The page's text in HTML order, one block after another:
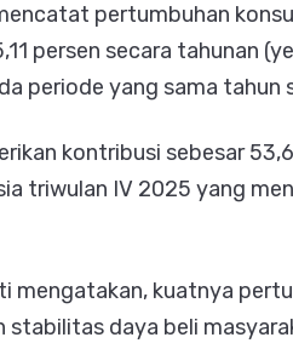
pertumbuhan
persen secara tahunan
periode yang sama tahun
kontribusi sebesar
triwulan IV 2025 yang
mengatakan, kuatnya
daya beli